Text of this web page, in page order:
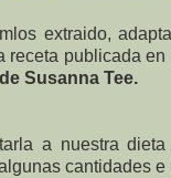
extraido,
receta publicada
Susanna Tee.
a nuestra
cantidades